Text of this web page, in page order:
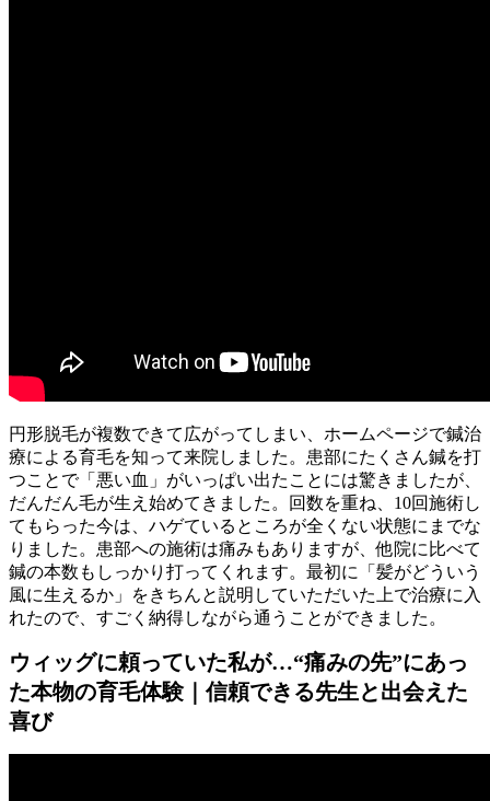
円形脱毛が複数できて広がってしまい、ホームページで鍼治
療による育毛を知って来院しました。患部にたくさん鍼を打
つことで「悪い血」がいっぱい出たことには驚きましたが、
だんだん毛が生え始めてきました。回数を重ね、10回施術し
てもらった今は、ハゲているところが全くない状態にまでな
りました。患部への施術は痛みもありますが、他院に比べて
鍼の本数もしっかり打ってくれます。最初に「髪がどういう
風に生えるか」をきちんと説明していただいた上で治療に入
れたので、すごく納得しながら通うことができました。
ウィッグに頼っていた私が…“痛みの先”にあっ
た本物の育毛体験｜信頼できる先生と出会えた
喜び